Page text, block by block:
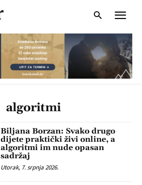
algoritmi
Biljana Borzan: Svako drugo
dijete praktički živi online, a
algoritmi im nude opasan
sadržaj
Utorak, 7. srpnja 2026.